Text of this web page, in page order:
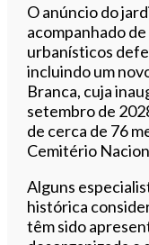
O anúncio do
acompanhado
urbanísticos
incluindo um
Branca, cuja
setembro de
de cerca de 76
Cemitério
Alguns
histórica
têm sido